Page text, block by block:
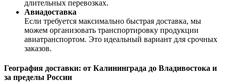
длительных перевозках.
Авиадоставка
Если требуется максимально быстрая доставка, мы
можем организовать транспортировку продукции
авиатранспортом. Это идеальный вариант для срочных
заказов.
География доставки: от Калининграда до Владивостока и
за пределы России